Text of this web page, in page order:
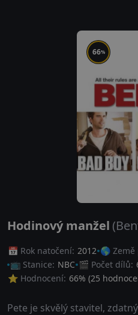
66%
Hodinový manžel
📅 Rok natočení: 2012 🌎 Země
📺 Stanice: NBC 🎬 Počet dílů:
⭐ Hodnocení: 66% (25
Pete je skvělý stavitel,